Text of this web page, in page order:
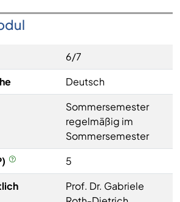
6/7
Deutsch
Sommersemester
regelmäßig im
Sommersemester
5
Prof. Dr. Gabriele